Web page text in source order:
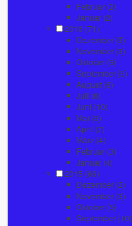
Februar (2)
Januar (2)
2016 (71)
Dezember (3)
November (3)
Oktober (9)
September (5)
August (8)
Juli (6)
Juni (10)
Mai (9)
April (7)
März (4)
Februar (3)
Januar (4)
2015 (69)
Dezember (2)
November (3)
Oktober (5)
September (10)